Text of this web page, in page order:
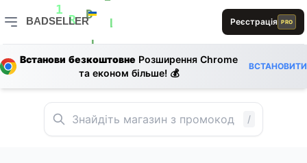
1
L
0
1
D
R
L
B
BADSELLER
BADSELLER — порівняння цін і знижки
Реєстрація PRO
Встанови безкоштовне Розширення Chrome
та економ більше! 💰
ВСТАНОВИТИ
/